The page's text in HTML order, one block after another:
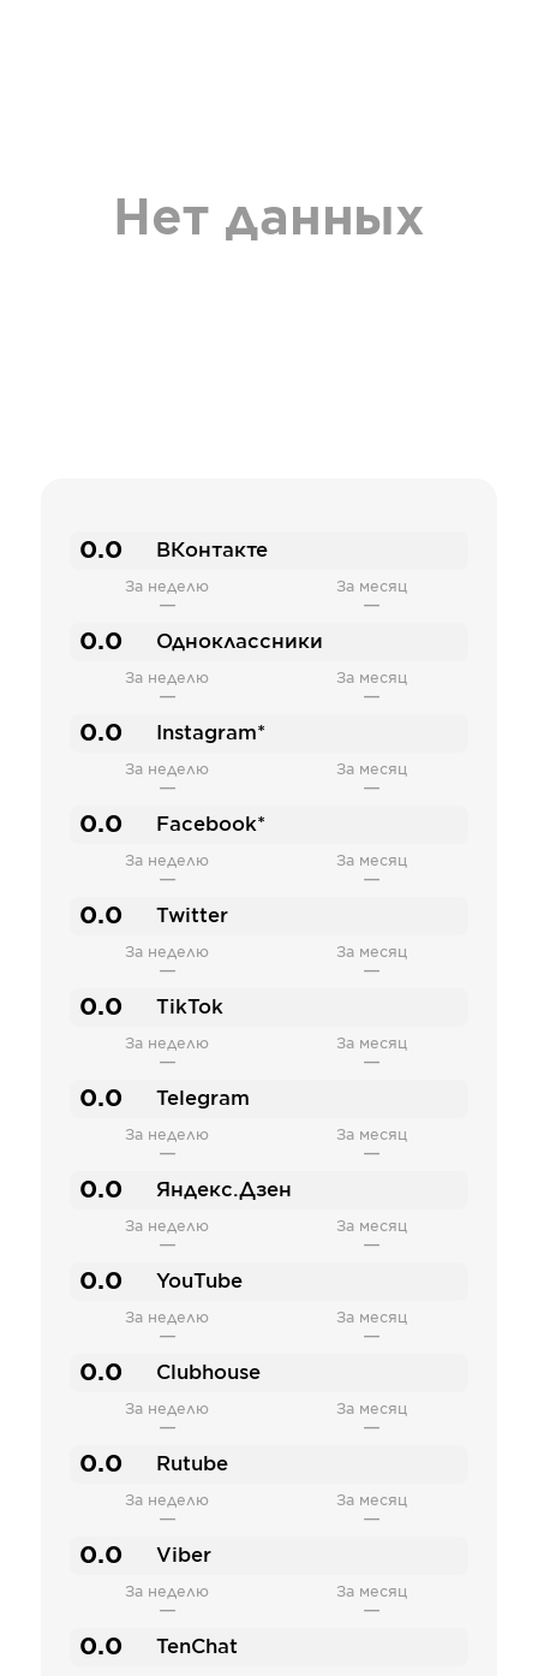
Нет данных
0.0 ВКонтакте
За неделю
—
За месяц
—
0.0 Одноклассники
За неделю
—
За месяц
—
0.0 Instagram*
За неделю
—
За месяц
—
0.0 Facebook*
За неделю
—
За месяц
—
0.0 Twitter
За неделю
—
За месяц
—
0.0 TikTok
За неделю
—
За месяц
—
0.0 Telegram
За неделю
—
За месяц
—
0.0 Яндекс.Дзен
За неделю
—
За месяц
—
0.0 YouTube
За неделю
—
За месяц
—
0.0 Clubhouse
За неделю
—
За месяц
—
0.0 Rutube
За неделю
—
За месяц
—
0.0 Viber
За неделю
—
За месяц
—
0.0 TenChat